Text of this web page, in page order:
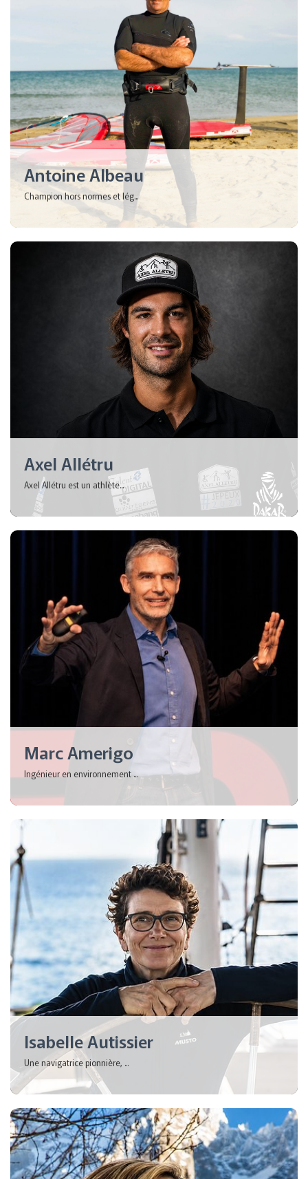
Antoine Albeau
Champion hors normes et lég...
Axel Allétru
Axel Allétru est un athlète...
Marc Amerigo
Ingénieur en environnement ...
Isabelle Autissier
Une navigatrice pionnière, ...